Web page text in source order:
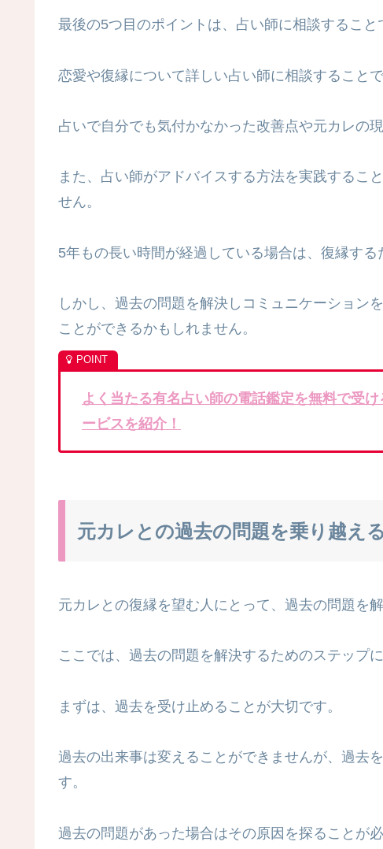
最後の5つ目のポイントは、占い師に相談すること
恋愛や復縁について詳しい占い師に相談すること
占いで自分でも気付かなかった改善点や元カレの
また、占い師がアドバイスする方法を実践するこ
せん。
5年もの長い時間が経過している場合は、復縁する
しかし、過去の問題を解決しコミュニケーション
ことができるかもしれません。
よく当たる有名占い師の電話鑑定を無料で受
ービスを紹介！
元カレとの過去の問題を乗り越え
元カレとの復縁を望む人にとって、過去の問題を
ここでは、過去の問題を解決するためのステップ
まずは、過去を受け止めることが大切です。
過去の出来事は変えることができませんが、過去
す。
過去の問題があった場合はその原因を探ることが必